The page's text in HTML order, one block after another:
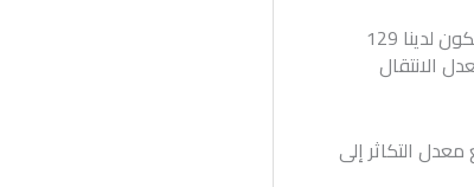
ويشرح عبر “تويتر” أنه مع معدل تكاثر من 1.1، ومعدل وفيات يبلغ 0.8%، و10 آلاف مصاب يمكن أن تكون لدينا 129
سيصل إلى 193. ولكن إذا زاد معدل الانتقال
التكاثر إلى